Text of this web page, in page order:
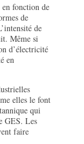
fonction de
de
de
Même si
d’électricité
en
elles le font
qui
GES. Les
faire